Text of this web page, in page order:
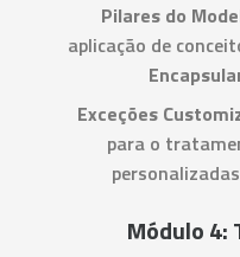
Pilares do
aplicação de
Exceções
para o
Módulo 4: